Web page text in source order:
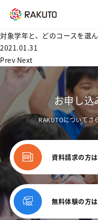
対象学年と、どのコースを選
2021.01.31
Prev Next
お申し
RAKUTOについてさ
資料請求の方
無料体験の方